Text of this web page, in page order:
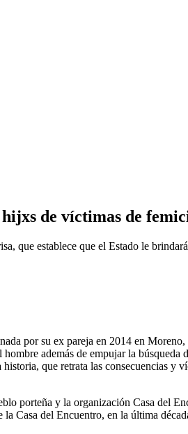
de víctimas de
que establece que el Estado le
por su ex pareja en 2014 en
además de empujar la
que retrata las consecuencias
porteña y la organización Casa del
Casa del Encuentro, en la última